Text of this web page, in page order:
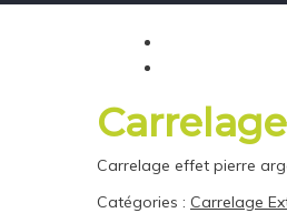
Carrelage effet pierre
Catégories : Carrelage